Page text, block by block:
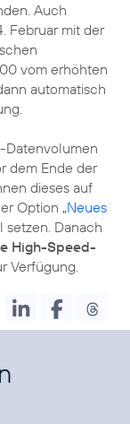
Auch
Februar mit der
vom erhöhten
automatisch
Datenvolumen
dem Ende der
dieses auf
Option „Neues
setzen. Danach
High-Speed-
Verfügung.